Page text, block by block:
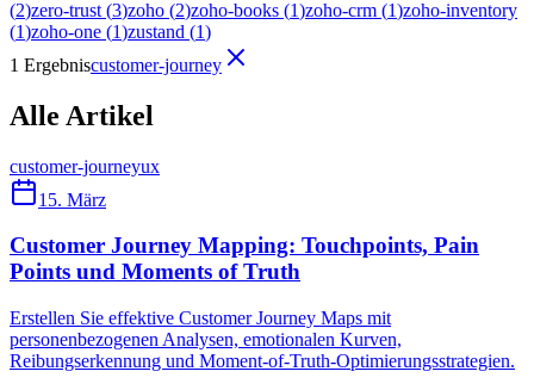
(2)zero-trust (3)zoho (2)zoho-books (1)zoho-crm (1)zoho-inventory
(1)zoho-one (1)zustand (1)
1 Ergebniscustomer-journey
Alle Artikel
customer-journeyux
15. März
Customer Journey Mapping: Touchpoints, Pain
Points und Moments of Truth
Erstellen Sie effektive Customer Journey Maps mit
personenbezogenen Analysen, emotionalen Kurven,
Reibungserkennung und Moment-of-Truth-Optimierungsstrategien.